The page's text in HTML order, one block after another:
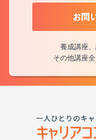
養成講座
その他講座